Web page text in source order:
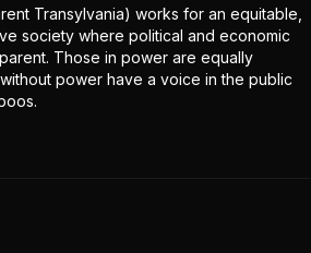
Transylvania) works for an equitable,
society where political and economic
Those in power are equally
power have a voice in the public